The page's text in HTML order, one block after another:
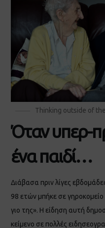
Thinking outside of
Όταν υπερ-
ένα παιδί…
Διάβασα πριν λίγες
98 ετών μπήκε σε γηροκομείο
γιο της». Η είδηση αυτή
κείμενο σε πολλές